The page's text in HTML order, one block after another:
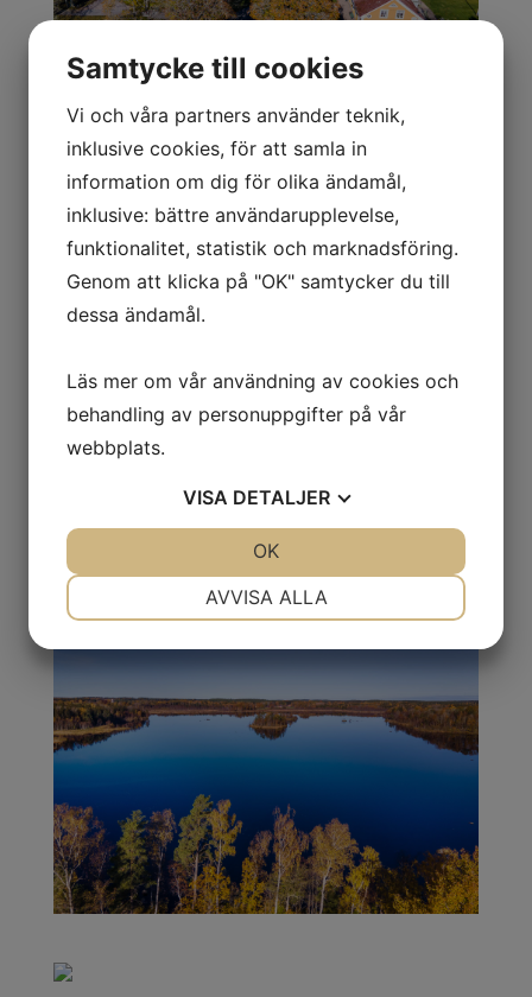
Samtycke till cookies
Vi och våra partners använder teknik,
inklusive cookies, för att samla in
information om dig för olika ändamål,
inklusive: bättre användarupplevelse,
funktionalitet, statistik och marknadsföring.
Genom att klicka på "OK" samtycker du till
dessa ändamål.
Läs mer om vår användning av cookies och
behandling av personuppgifter på vår
webbplats.
VISA DETALJER
AVVISA ALLA
OK